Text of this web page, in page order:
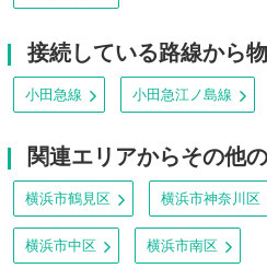
接続している路線から
小田急線 小田急江ノ島線
関連エリアからその他
横浜市鶴見区 横浜市神奈川区
横浜市中区 横浜市南区